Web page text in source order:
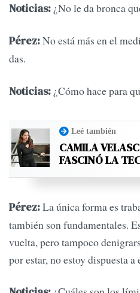
Noticias: ¿No le da bronca
Pérez:No está más en el
das.
Noticias: ¿Cómo hace para
Leé también
CAMILA
FASCINÓ LA
Pérez:La única forma es
también son fundamentales.
vuelta, pero tampoco
por estar, no estoy dispuesta a